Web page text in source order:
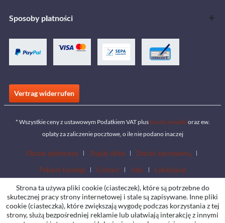
Sposoby płatności
Vertrag widerrufen
* Wszystkie ceny z ustawowym Podatkiem VAT plus koszty wysyłki oraz ew.
opłaty za zaliczenie pocztowe, o ile nie podano inaczej
Obszar pobierania Znajdź sklep Zostań sprzedawcą
Pobierz katalogi Contact Jobs Lokalizacje
Strona ta używa pliki cookie (ciasteczek), które są potrzebne do
skutecznej pracy strony internetowej i stale są zapisywane. Inne pliki
cookie (ciasteczka), które zwiększają wygodę podczas korzystania z tej
strony, służą bezpośredniej reklamie lub ułatwiają interakcję z innymi